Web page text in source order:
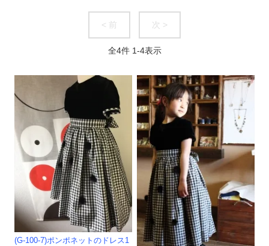
< 前 次 >
全4件 1-4表示
(G-100-7)ポンポネットのドレス1